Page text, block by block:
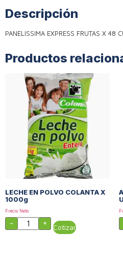
Descripción
PANELISSIMA EXPRESS FRUTAS X 48
Productos
LECHE EN POLVO COLANTA X
1000g
Precio Neto
- + Cotizar